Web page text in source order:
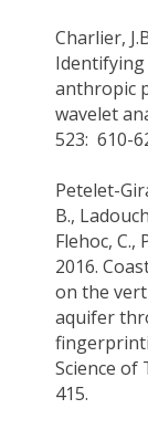
Charlier,
Identifying
anthropic
wavelet
523: 610-
Petelet-
B.,
Flehoc, C.,
2016.
on the
aquifer
Science of
415.